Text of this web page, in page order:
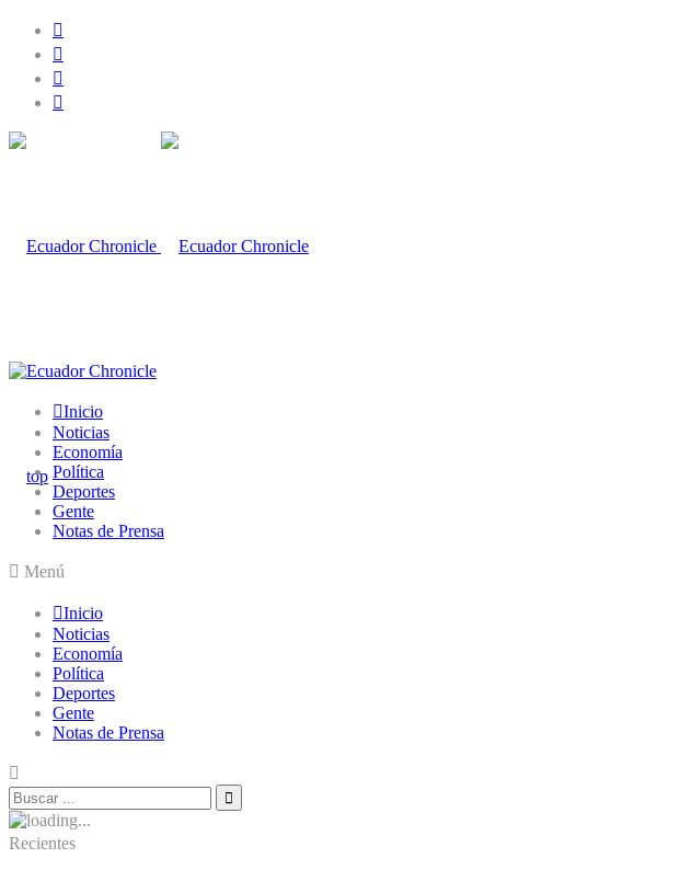
Inicio
Noticias
Economía
Política
Deportes
Gente
Notas de Prensa
Menú
Inicio
Noticias
Economía
Política
Deportes
Gente
Notas de Prensa
Recientes